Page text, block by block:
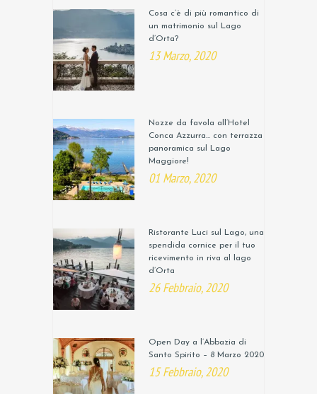
Cosa c’è di più romantico di
un matrimonio sul Lago
d’Orta?
13 Marzo, 2020
Nozze da favola all’Hotel
Conca Azzurra… con terrazza
panoramica sul Lago
Maggiore!
01 Marzo, 2020
Ristorante Luci sul Lago, una
spendida cornice per il tuo
ricevimento in riva al lago
d’Orta
26 Febbraio, 2020
Open Day a l’Abbazia di
Santo Spirito – 8 Marzo 2020
15 Febbraio, 2020